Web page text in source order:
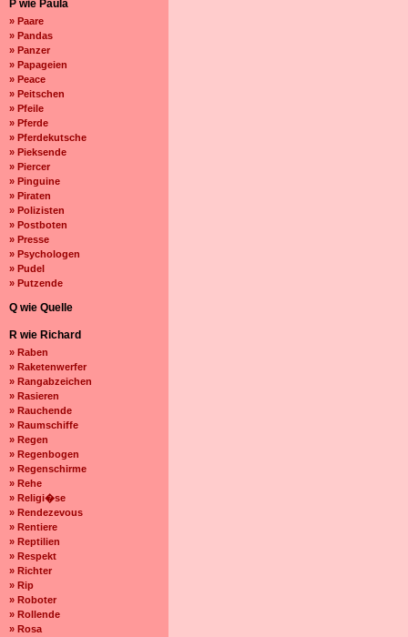
P wie Paula
» Paare
» Pandas
» Panzer
» Papageien
» Peace
» Peitschen
» Pfeile
» Pferde
» Pferdekutsche
» Pieksende
» Piercer
» Pinguine
» Piraten
» Polizisten
» Postboten
» Presse
» Psychologen
» Pudel
» Putzende
Q wie Quelle
R wie Richard
» Raben
» Raketenwerfer
» Rangabzeichen
» Rasieren
» Rauchende
» Raumschiffe
» Regen
» Regenbogen
» Regenschirme
» Rehe
» Religi�se
» Rendezevous
» Rentiere
» Reptilien
» Respekt
» Richter
» Rip
» Roboter
» Rollende
» Rosa